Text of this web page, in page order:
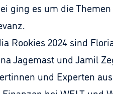
ging es um die
Rookies 2024 sind
Jagemast und Jamil
und Experten